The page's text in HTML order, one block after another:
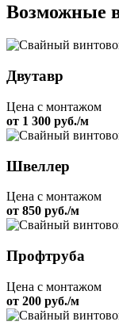
Возможные
Двутавр
Цена с монтажом
от 1 300 руб./м
Швеллер
Цена с монтажом
от 850 руб./м
Профтруба
Цена с монтажом
от 200 руб./м